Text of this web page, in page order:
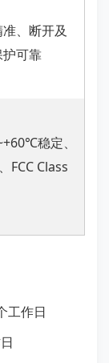
、断开及
可靠
稳定、
FCC Class
工作日